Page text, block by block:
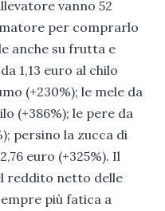
vanno 52
per comprarlo
anche su frutta e
1,13 euro al chilo
(+230%); le mele da
(+386%); le pere da
persino la zucca di
euro (+325%). Il
reddito netto delle
più fatica a